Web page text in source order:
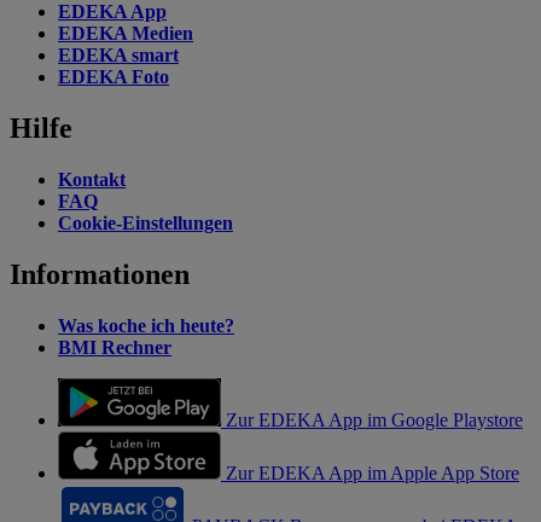
EDEKA App
EDEKA Medien
EDEKA smart
EDEKA Foto
Hilfe
Kontakt
FAQ
Cookie-Einstellungen
Informationen
Was koche ich heute?
BMI Rechner
Zur EDEKA App im Google Playstore
Zur EDEKA App im Apple App Store